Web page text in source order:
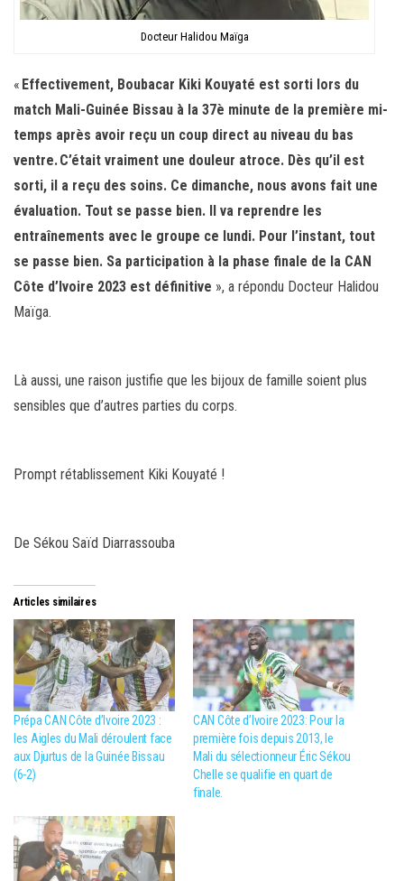
Docteur Halidou Maïga
« Effectivement, Boubacar Kiki Kouyaté est sorti lors du
match Mali-Guinée Bissau à la 37è minute de la première mi-
temps après avoir reçu un coup direct au niveau du bas
ventre. C’était vraiment une douleur atroce. Dès qu’il est
sorti, il a reçu des soins. Ce dimanche, nous avons fait une
évaluation. Tout se passe bien. Il va reprendre les
entraînements avec le groupe ce lundi. Pour l’instant, tout
se passe bien. Sa participation à la phase finale de la CAN
Côte d’Ivoire 2023 est définitive », a répondu Docteur Halidou
Maïga.
Là aussi, une raison justifie que les bijoux de famille soient plus
sensibles que d’autres parties du corps.
Prompt rétablissement Kiki Kouyaté !
De Sékou Saïd Diarrassouba
Articles similaires
Prépa CAN Côte d’Ivoire 2023 :
les Aigles du Mali déroulent face
aux Djurtus de la Guinée Bissau
(6-2)
CAN Côte d’Ivoire 2023: Pour la
première fois depuis 2013, le
Mali du sélectionneur Éric Sékou
Chelle se qualifie en quart de
finale.